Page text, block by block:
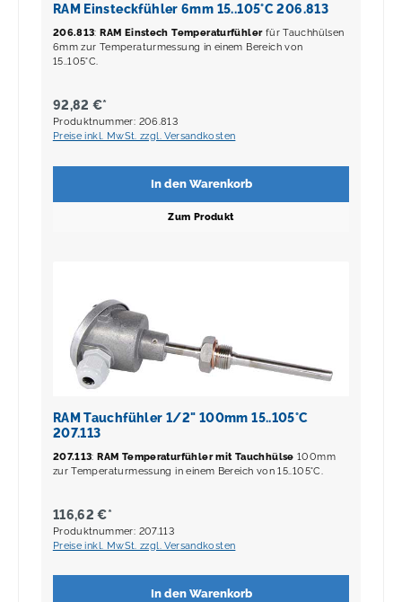
RAM Einsteckfühler 6mm 15..105°C 206.813
206.813:RAM Einstech Temperaturfühler für Tauchhülsen
6mm zur Temperaturmessung in einem Bereich von
15..105°C.
92,82 €*
Produktnummer: 206.813
Preise inkl. MwSt. zzgl. Versandkosten
In den Warenkorb
Zum Produkt
RAM Tauchfühler 1/2" 100mm 15..105°C
207.113
207.113:RAM Temperaturfühler mit Tauchhülse100mm
zur Temperaturmessung in einem Bereich von 15..105°C.
116,62 €*
Produktnummer: 207.113
Preise inkl. MwSt. zzgl. Versandkosten
In den Warenkorb